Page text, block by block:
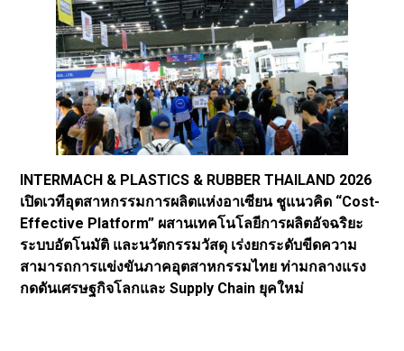
INTERMACH & PLASTICS & RUBBER THAILAND 2026
เปิดเวทีอุตสาหกรรมการผลิตแห่งอาเซียน ชูแนวคิด “Cost-
Effective Platform” ผสานเทคโนโลยีการผลิตอัจฉริยะ
ระบบอัตโนมัติ และนวัตกรรมวัสดุ เร่งยกระดับขีดความ
สามารถการแข่งขันภาคอุตสาหกรรมไทย ท่ามกลางแรง
กดดันเศรษฐกิจโลกและ Supply Chain ยุคใหม่